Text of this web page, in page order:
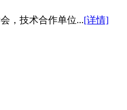
，技术合作单位...[详情]